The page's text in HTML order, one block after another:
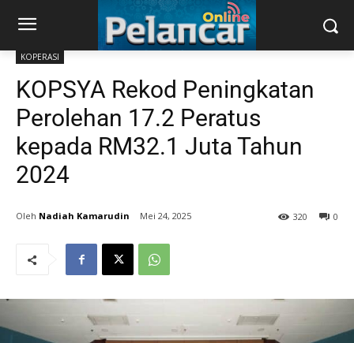
KOPERASI
KOPSYA Rekod Peningkatan
Perolehan 17.2 Peratus
kepada RM32.1 Juta Tahun
2024
Nadiah Kamarudin Mei 24, 2025 0
320